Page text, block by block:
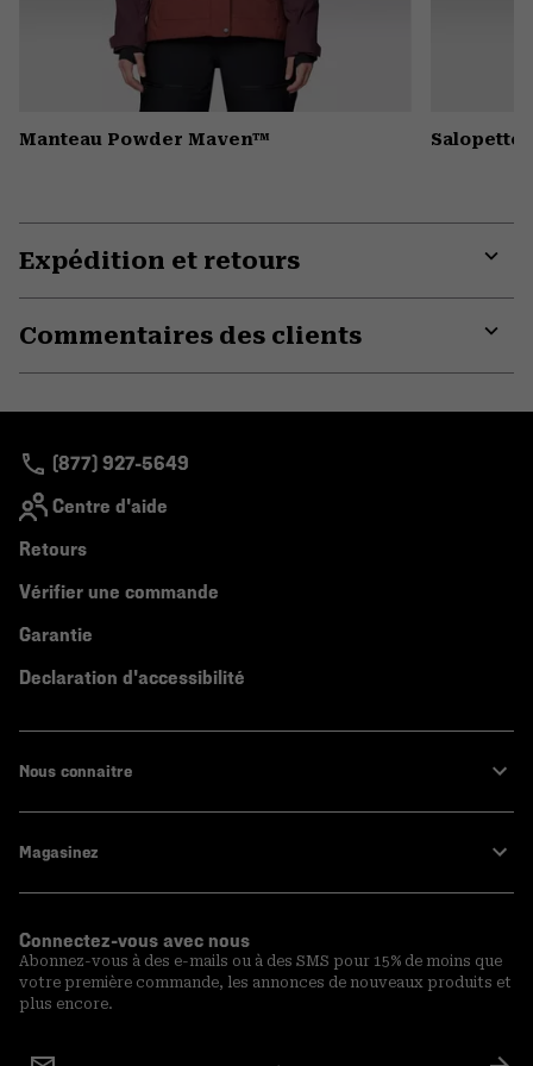
Manteau Powder Maven™ Salopette
Expédition et retours
Commentaires des clients
(877) 927-5649
Centre d'aide
Retours
Vérifier une commande
Garantie
Declaration d'accessibilité
Nous connaitre
Magasinez
Connectez-vous avec nous
Abonnez-vous à des e-mails ou à des SMS pour 15% de moins que
votre première commande, les annonces de nouveaux produits et
plus encore.